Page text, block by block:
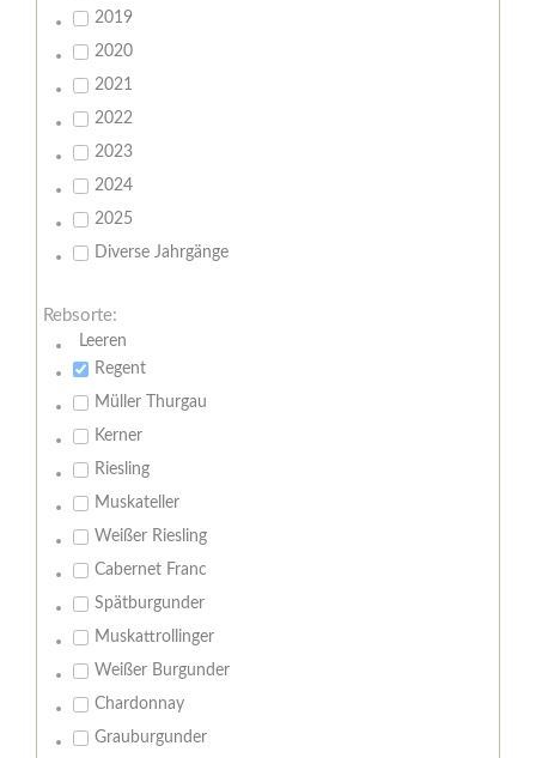
2019
2020
2021
2022
2023
2024
2025
Diverse Jahrgänge
Rebsorte:
Leeren
Regent
Müller Thurgau
Kerner
Riesling
Muskateller
Weißer Riesling
Cabernet Franc
Spätburgunder
Muskattrollinger
Weißer Burgunder
Chardonnay
Grauburgunder